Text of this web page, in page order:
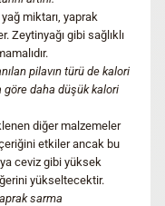
miktarı, yaprak
Zeytinyağı gibi sağlıklı
pilavın türü de kalori
göre daha düşük kalori
diğer malzemeler
etkiler ancak bu
ceviz gibi yüksek
yükseltecektir.
sarma